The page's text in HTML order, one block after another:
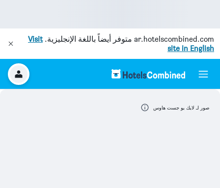
ar.hotelscombined.com متوفر أيضاً باللغة الإنجليزية.Visit
site in English
صور لـ لايك يو جست هاوس